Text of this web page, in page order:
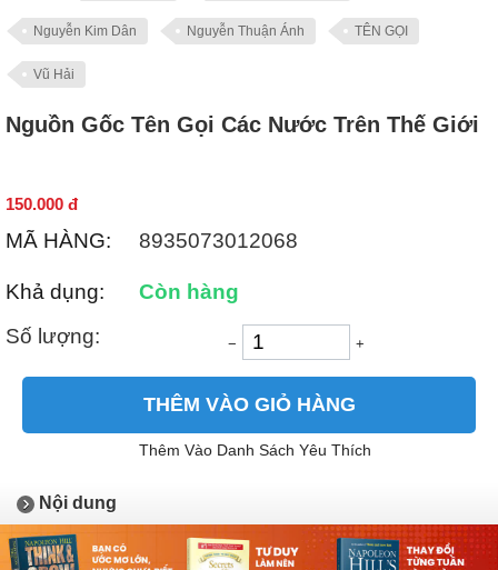
Nguyễn Kim Dân Nguyễn Thuận Ánh TÊN GỌI
Vũ Hải
Nguồn Gốc Tên Gọi Các Nước Trên Thế Giới
150.000 đ
MÃ HÀNG: 8935073012068
Khả dụng:
Còn hàng
Số lượng:
− +
THÊM VÀO GIỎ HÀNG
Thêm Vào Danh Sách Yêu Thích
Nội dung